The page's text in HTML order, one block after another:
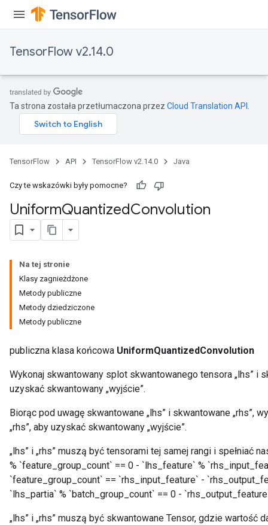
TensorFlow v2.14.0
Ta strona została przetłumaczona przez Cloud Translation API
TensorFlow API TensorFlow v2.14.0 Java
Czy te wskazówki były pomocne?
UniformQuantizedConvolution
Na tej stronie
Klasy zagnieżdżone
Metody publiczne
Metody dziedziczone
Metody publiczne
publiczna klasa końcowa UniformQuantizedConvolution
Wykonaj skwantowany splot skwantowanego tensora „lhs” i
uzyskać skwantowany „wyjście”.
Biorąc pod uwagę skwantowane „lhs” i skwantowane „rhs”,
„rhs”, aby uzyskać skwantowany „wyjście”.
„lhs” i „rhs” muszą być tensorami tej samej rangi i spełniać
% `feature_group_count` == 0 - `lhs_feature` %
`feature_group_count` == `rhs_input_feature` -
`lhs_partia` % `batch_group_count` == 0 -
„lhs” i „rhs” muszą być skwantowane Tensor, gdzie wartość